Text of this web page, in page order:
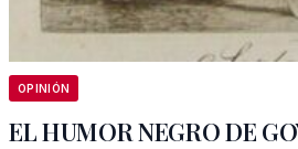
OPINIÓN
EL HUMOR NEGRO DE